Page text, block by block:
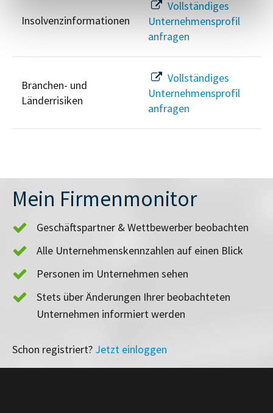
Insolvenzinformationen
Vollständiges
Unternehmensprofil
anfragen
Branchen- und
Länderrisiken
Vollständiges
Unternehmensprofil
anfragen
Mein Firmenmonitor
Geschäftspartner & Wettbewerber beobachten
Alle Unternehmenskennzahlen auf einen Blick
Personen im Unternehmen sehen
Stets über Änderungen Ihrer beobachteten
Unternehmen informiert werden
Schon registriert? Jetzt einloggen